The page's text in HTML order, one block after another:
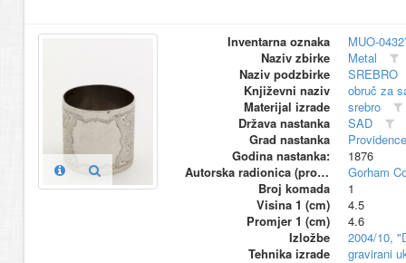
Inventarna oznaka
MUO-
Naziv zbirke
Metal
Naziv podzbirke
SREBRO
Književni naziv
obruč za
Materijal izrade
srebro
Država nastanka
SAD
Grad nastanka
Godina nastanka:
1876
Autorska radionica (proizvođač)
Gorham
Broj komada
1
Visina 1 (cm)
4.5
Promjer 1 (cm)
4.6
Izložbe
2004/10,
Tehnika izrade
gravirani